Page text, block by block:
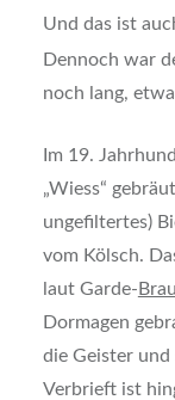
Und das ist
Dennoch war
noch lang,
Im 19.
„Wiess“
ungefiltertes)
vom Kölsch.
laut Garde-
Dormagen
die Geister
Verbrieft ist